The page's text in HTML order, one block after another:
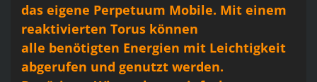
das eigene Perpetuum Mobile. Mit einem
reaktivierten Torus können
alle benötigten Energien mit Leichtigkeit
abgerufen und genutzt werden.